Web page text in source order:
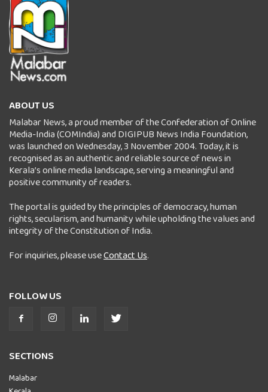
ABOUT US
Malabar News, a proud member of the Confederation of Online
Media-India (COMIndia) and DIGIPUB News India Foundation,
was launched on Wednesday, 3 November 2004. Today, it is
recognised as an authentic and reliable source of news in
Kerala’s online media landscape, serving a meaningful and
positive community of readers.
The portal is guided by the principles of democracy, human
rights, secularism, and humanity while upholding the values and
integrity of the Constitution of India.
For inquiries, please useContact Us.
FOLLOW US
SECTIONS
Malabar